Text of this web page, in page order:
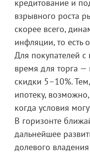
кредитование и
взрывного роста
скорее всего,
инфляции, то есть
Для покупателей
время для торга —
скидки 5–10%.
ипотеку,
когда условия
В горизонте
дальнейшее
долевого